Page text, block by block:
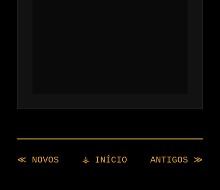
≪ NOVOS ⚶ INÍCIO ANTIGOS ≫